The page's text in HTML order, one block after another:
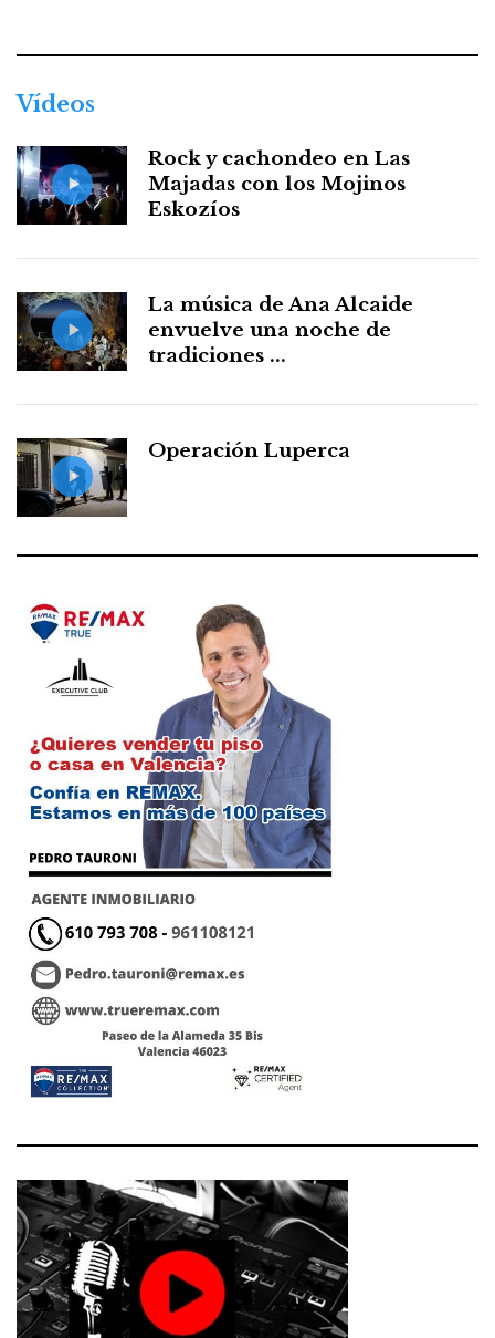
Vídeos
Rock y cachondeo en Las
Majadas con los Mojinos
Eskozíos
La música de Ana Alcaide
envuelve una noche de
tradiciones ...
Operación Luperca